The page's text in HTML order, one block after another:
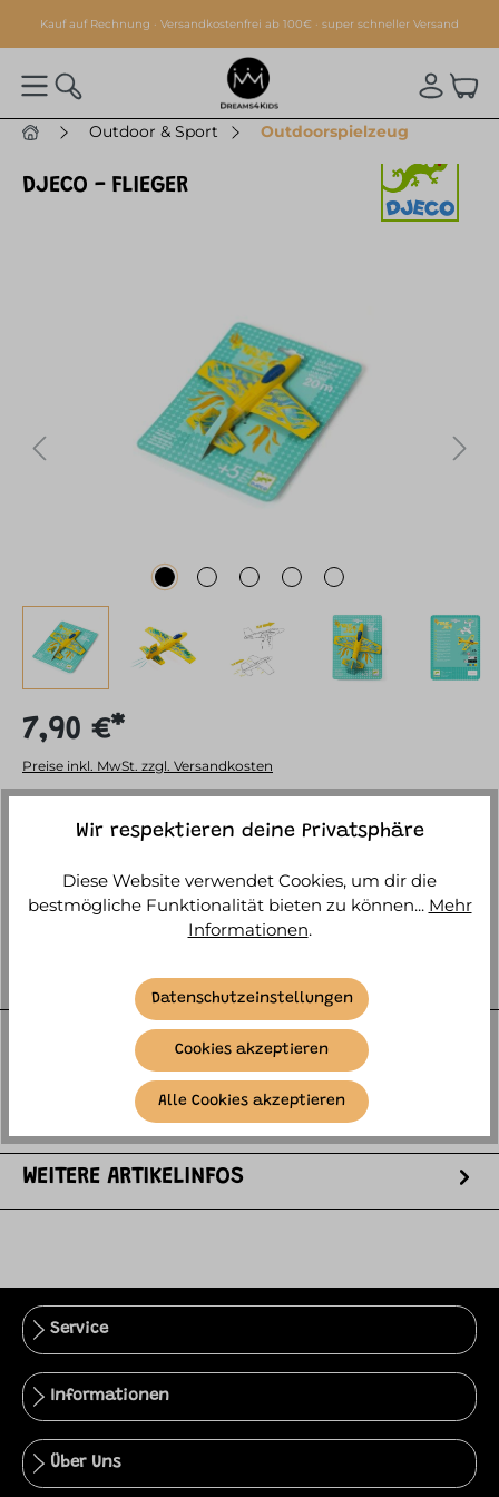
springen
Kauf auf Rechnung · Versandkostenfrei ab 100€ · super schneller Versand
Outdoor & Sport Outdoorspielzeug
DJECO - FLIEGER
7,90 €*
Preise inkl. MwSt. zzgl. Versandkosten
Sofort versandfertig, Lieferzeit ca. 1-3 Werktage
IN DEN WARENKORB
BESCHREIBUNG
Der Djeco Flieger „Fire Jet“ ist ein leichtes
Segelflugzeug aus robustem Schaumstoff, das für jede
Menge Flugspaß im Freie…mehr
WEITERE ARTIKELINFOS
Service
Informationen
Über Uns
Wir respektieren deine Privatsphäre
Diese Website verwendet Cookies, um dir die
bestmögliche Funktionalität bieten zu können... Mehr
Informationen.
Datenschutzeinstellungen
Cookies akzeptieren
Alle Cookies akzeptieren